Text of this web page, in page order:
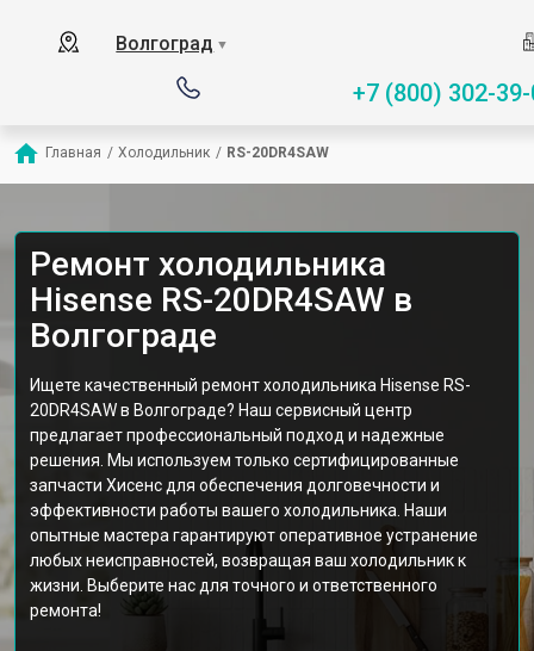
Волгоград ▼
+7 (800) 302-
Главная / Холодильник / RS-20DR4SAW
Ремонт холодильника
Hisense RS-20DR4SAW в
Волгограде
Ищете качественный ремонт холодильника Hisense RS-
20DR4SAW в Волгограде? Наш сервисный центр
предлагает профессиональный подход и надежные
решения. Мы используем только сертифицированные
запчасти Хисенс для обеспечения долговечности и
эффективности работы вашего холодильника. Наши
опытные мастера гарантируют оперативное устранение
любых неисправностей, возвращая ваш холодильник к
жизни. Выберите нас для точного и ответственного
ремонта!